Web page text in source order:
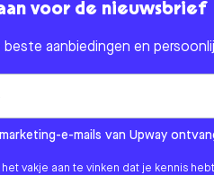
voor de nieuwsbrief
aanbiedingen en
like to hear from us?
e-mails van Upway
vakje aan te vinken dat je kennis